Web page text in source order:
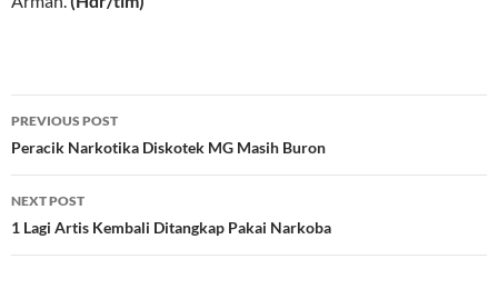
Post
navigation
PREVIOUS POST
Peracik Narkotika Diskotek MG Masih Buron
NEXT POST
1 Lagi Artis Kembali Ditangkap Pakai Narkoba